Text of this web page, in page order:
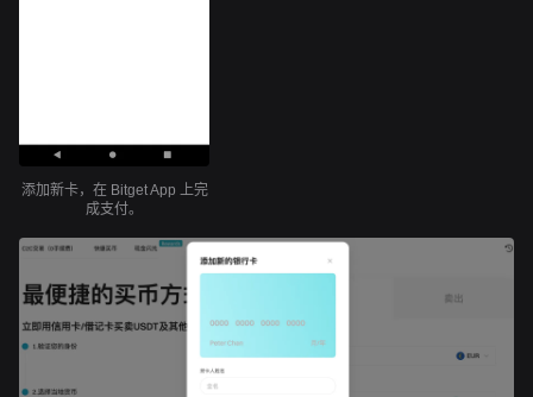
添加新卡，在 Bitget App 上完
成支付。